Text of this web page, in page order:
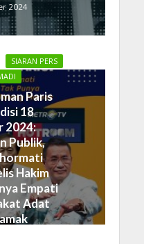
2024
SIARAN PERS
Paris
18
2024:
Publik,
Hakim
Empati
Adat